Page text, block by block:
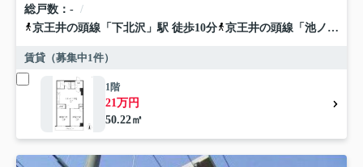
総戸数
-
京王井の頭線 「 下北沢 」駅 徒歩10分 京王井の頭線 「 池ノ上
賃貸（募集中1件）
1階
21万円
50.22㎡